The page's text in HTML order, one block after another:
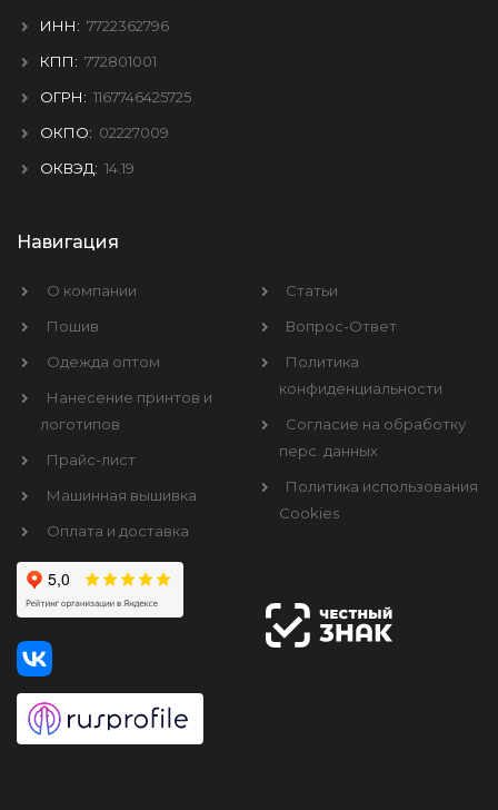
ИНН: 7722362796
КПП: 772801001
ОГРН: 1167746425725
ОКПО: 02227009
ОКВЭД: 14.19
Навигация
О компании
Пошив
Одежда оптом
Нанесение принтов и
логотипов
Прайс-лист
Машинная вышивка
Оплата и доставка
Статьи
Вопрос-Ответ
Политика
конфиденциальности
Согласие на обработку
перс. данных
Политика использования
Cookies